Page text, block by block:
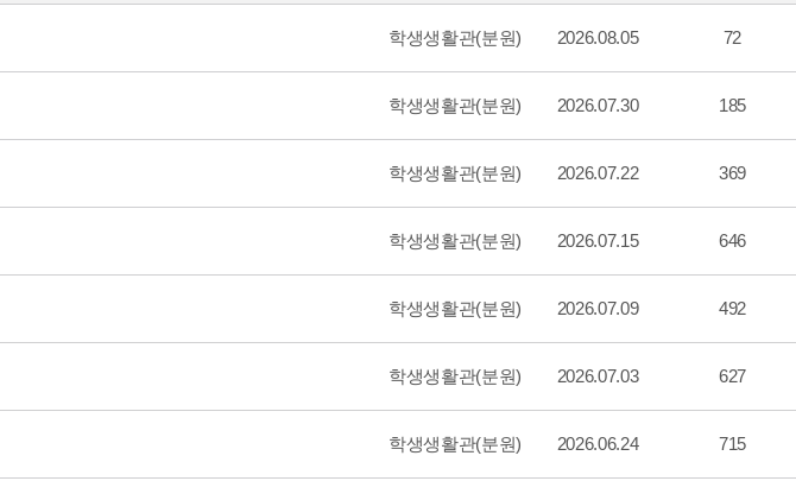
학생생활관(분원) 2026.08.05 72
학생생활관(분원) 2026.07.30 185
학생생활관(분원) 2026.07.22 369
학생생활관(분원) 2026.07.15 646
학생생활관(분원) 2026.07.09 492
학생생활관(분원) 2026.07.03 627
학생생활관(분원) 2026.06.24 715